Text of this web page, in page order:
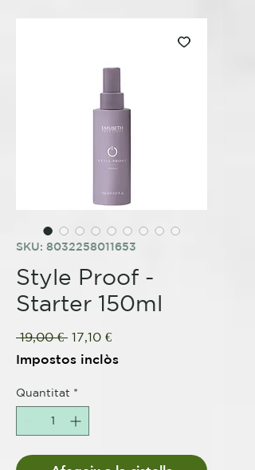
SKU: 8032258011653
Style Proof -
Starter 150ml
19,00 € Preu
normal
17,10 €Preu
Impostos inclòs
Quantitat *